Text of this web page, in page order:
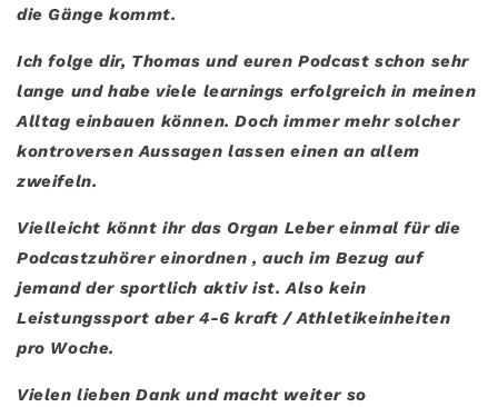
die Gänge kommt.
Ich folge dir, Thomas und euren Podcast schon sehr
lange und habe viele learnings erfolgreich in meinen
Alltag einbauen können. Doch immer mehr solcher
kontroversen Aussagen lassen einen an allem
zweifeln.
Vielleicht könnt ihr das Organ Leber einmal für die
Podcastzuhörer einordnen , auch im Bezug auf
jemand der sportlich aktiv ist. Also kein
Leistungssport aber 4-6 kraft / Athletikeinheiten
pro Woche.
Vielen lieben Dank und macht weiter so